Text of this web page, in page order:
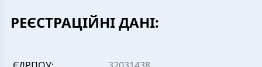
РЕЄСТРАЦІЙНІ ДАНІ: